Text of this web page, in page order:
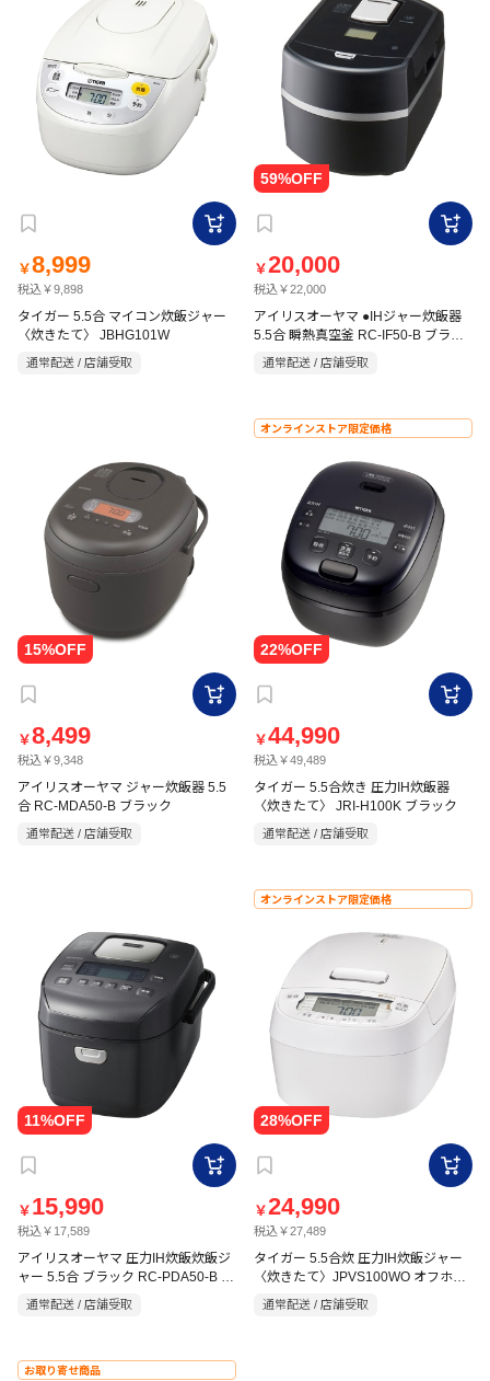
￥8,999
税込￥9,898
タイガー 5.5合 マイコン炊飯ジャー
〈炊きたて〉 JBHG101W
通常配送 / 店舗受取
￥20,000
税込￥22,000
アイリスオーヤマ ●IHジャー炊飯器
5.5合 瞬熱真空釜 RC-IF50-B ブラッ
ク
通常配送 / 店舗受取
￥8,499
税込￥9,348
アイリスオーヤマ ジャー炊飯器 5.5
合 RC-MDA50-B ブラック
通常配送 / 店舗受取
オンラインストア限定価格
￥44,990
税込￥49,489
タイガー 5.5合炊き 圧力IH炊飯器
〈炊きたて〉 JRI-H100K ブラック
通常配送 / 店舗受取
￥ 15,990
税込￥17,589
アイリスオーヤマ 圧力IH炊飯炊飯ジ
ャー 5.5合 ブラック RC-PDA50-B ブ
ラック
通常配送 / 店舗受取
オンラインストア限定価格
￥24,990
税込￥27,489
タイガー 5.5合炊 圧力IH炊飯ジャー
〈炊きたて〉JPVS100WO オフホワ
イト
通常配送 / 店舗受取
お取り寄せ商品